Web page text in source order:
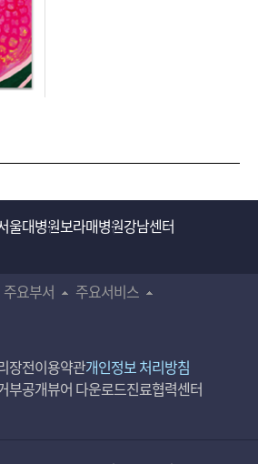
울대병원보라매병원강남센터
주요부서
주요서비스
장전이용약관개인정보 처리방침
부공개뷰어 다운로드진료협력센터